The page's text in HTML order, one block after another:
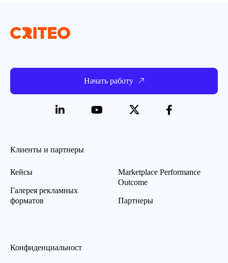
Начать работу
Клиенты и партнеры
Кейсы
Галерея рекламных
форматов
Marketplace Performance
Outcome
Партнеры
Конфиденциальност